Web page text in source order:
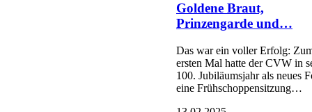
Goldene Braut,
Prinzengarde und…
Das war ein voller Erfolg:
ersten Mal hatte der CVW in
100. Jubiläumsjahr als neues
eine Frühschoppensitzung…